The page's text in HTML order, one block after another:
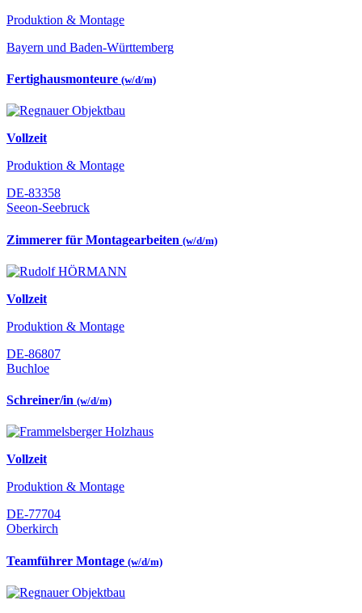
Produktion & Montage
Bayern und Baden-Württemberg
Fertighausmonteure (w/d/m)
Vollzeit
Produktion & Montage
DE-83358
Seeon-Seebruck
Zimmerer für Montagearbeiten (w/d/m)
Vollzeit
Produktion & Montage
DE-86807
Buchloe
Schreiner/in (w/d/m)
Vollzeit
Produktion & Montage
DE-77704
Oberkirch
Teamführer Montage (w/d/m)